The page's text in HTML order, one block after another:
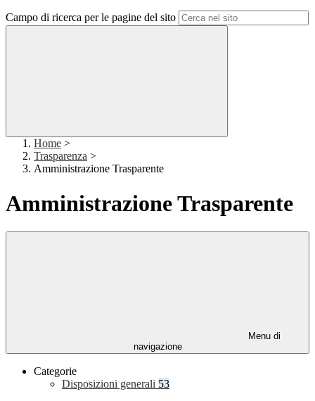
Campo di ricerca per le pagine del sito
Home >
Trasparenza >
Amministrazione Trasparente
Amministrazione Trasparente
Menu di
navigazione
Categorie
Disposizioni generali 53